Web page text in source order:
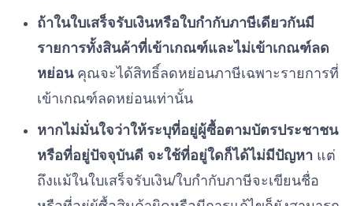
ถ้าในใบเสร็จรับเงินหรือใบกำกับภาษีเดียวกันมี
รายการทั้งสินค้าที่เข้าเกณฑ์และไม่เข้าเกณฑ์ลด
หย่อนคุณจะได้สิทธิ์ลดหย่อนภาษีเฉพาะรายการที่
เข้าเกณฑ์ลดหย่อนเท่านั้น
หากไม่มั่นใจว่าให้ระบุที่อยู่ผู้ซื้อตามบัตรประชาชน
หรือที่อยู่ปัจจุบันดี จะใช้ที่อยู่ใดก็ได้ไม่มีปัญหา แต่
ถึงแม้ในใบเสร็จรับเงิน/ใบกำกับภาษีจะเขียนชื่อ